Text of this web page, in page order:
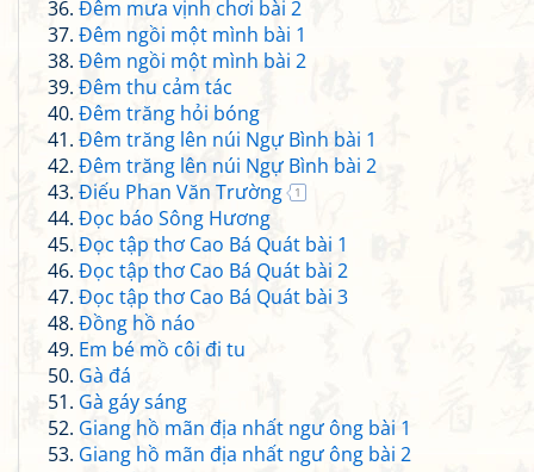
Đêm mưa vịnh chơi bài 2
Đêm ngồi một mình bài 1
Đêm ngồi một mình bài 2
Đêm thu cảm tác
Đêm trăng hỏi bóng
Đêm trăng lên núi Ngự Bình bài 1
Đêm trăng lên núi Ngự Bình bài 2
Điếu Phan Văn Trường
1
Đọc báo Sông Hương
Đọc tập thơ Cao Bá Quát bài 1
Đọc tập thơ Cao Bá Quát bài 2
Đọc tập thơ Cao Bá Quát bài 3
Đồng hồ náo
Em bé mồ côi đi tu
Gà đá
Gà gáy sáng
Giang hồ mãn địa nhất ngư ông bài 1
Giang hồ mãn địa nhất ngư ông bài 2